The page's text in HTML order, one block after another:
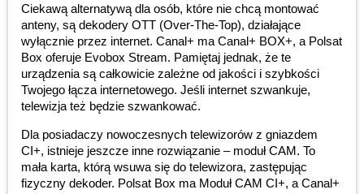
Ciekawą alternatywą dla osób, które nie chcą montować
anteny, są dekodery OTT (Over-The-Top), działające
wyłącznie przez internet. Canal+ ma Canal+ BOX+, a Polsat
Box oferuje Evobox Stream. Pamiętaj jednak, że te
urządzenia są całkowicie zależne od jakości i szybkości
Twojego łącza internetowego. Jeśli internet szwankuje,
telewizja też będzie szwankować.
Dla posiadaczy nowoczesnych telewizorów z gniazdem
CI+, istnieje jeszcze inne rozwiązanie – moduł CAM. To
mała karta, którą wsuwa się do telewizora, zastępując
fizyczny dekoder. Polsat Box ma Moduł CAM CI+, a Canal+